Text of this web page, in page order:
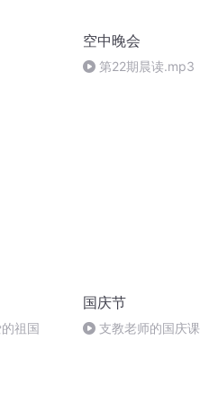
空中晚会
第22期晨读.mp3
祖国
国庆节
支教老师的国庆课